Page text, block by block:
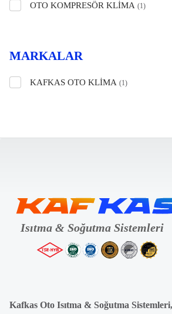
OTO KOMPRESÖR KLIMA (1)
MARKALAR
KAFKAS OTO KLIMA (1)
Kafkas Oto Isıtma & Soğutma